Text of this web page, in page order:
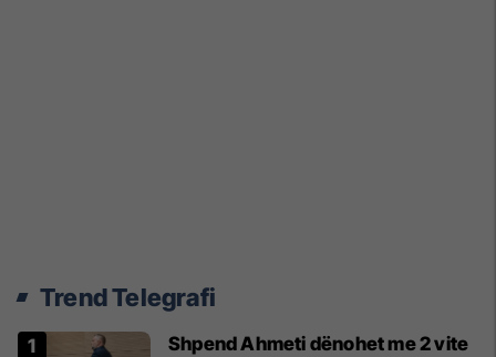
Trend Telegrafi
Shpend Ahmeti dënohet me 2 vite